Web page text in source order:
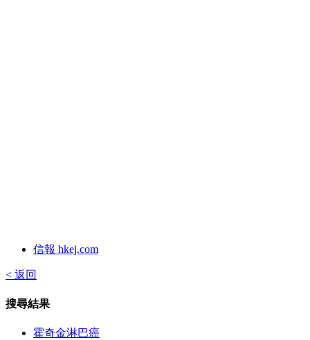
信報 hkej.com
< 返回
搜尋結果
霍奇金淋巴癌